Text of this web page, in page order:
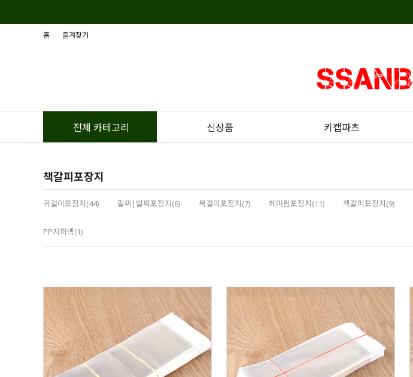
홈 즐겨찾기
전체 카테고리 신상품 키캡파츠
책갈피포장지
귀걸이포장지(44) 팔찌|발찌포장지(6) 목걸이포장지(7) 헤어핀포장지(11) 책갈피포장지(9)
PP지퍼백(1)